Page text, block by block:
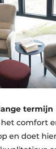
termijn
comfort
en doet